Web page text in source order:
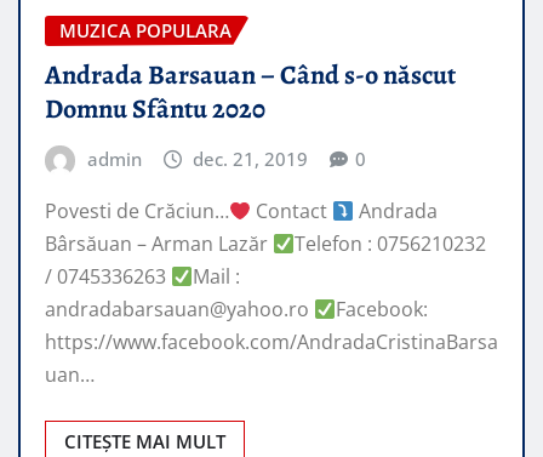
MUZICA POPULARA
Andrada Barsauan – Când s-o născut
Domnu Sfântu 2020
admin dec. 21, 2019 0
Povesti de Crăciun… Contact
Andrada
Bârsăuan – Arman Lazăr
Telefon : 0756210232
/ 0745336263
Mail :
andradabarsauan@yahoo.ro
Facebook:
https://www.facebook.com/AndradaCristinaBarsa
uan…
CITEȘTE MAI MULT